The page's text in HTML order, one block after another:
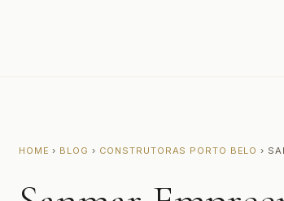
HOME › BLOG › CONSTRUTORAS PORTO BELO ›